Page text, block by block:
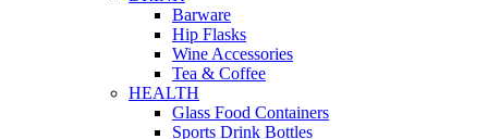
Barware
Hip Flasks
Wine Accessories
Tea & Coffee
HEALTH
Glass Food Containers
Sports Drink Bottles